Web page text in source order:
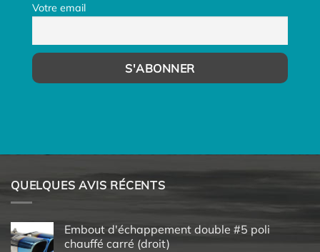
Votre email
QUELQUES AVIS RÉCENTS
Embout d'échappement double #5 poli
chauffé carré (droit)